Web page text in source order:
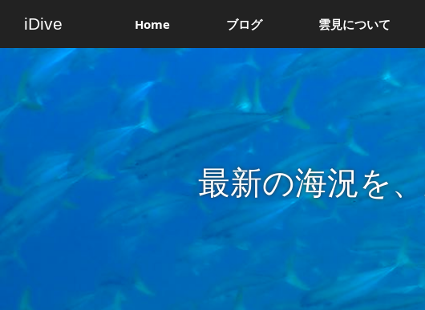
iDive Home ブログ 雲見について
最新の海況を